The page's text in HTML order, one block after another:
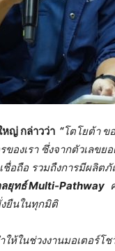
หญ่ กล่าวว่า “โตโยต้า ข
องเรา ซึ่งจากตัวเลขย
อถือ รวมถืงการมีผลิต
ยุทธ์Multi-Pathway
ยืนในทุกมิติ
ห้ในช่วงงานมอเตอร์โ